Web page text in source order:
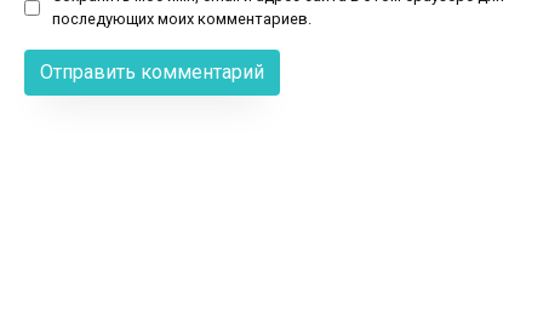
последующих моих комментариев.